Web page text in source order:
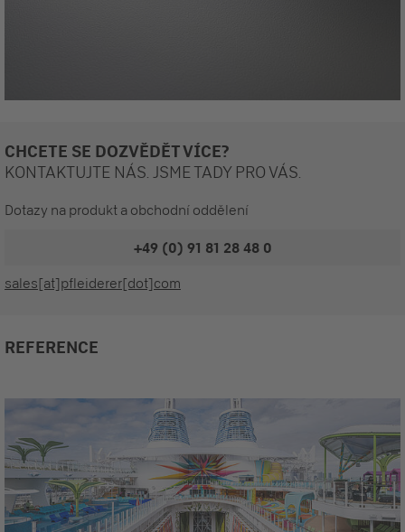
CHCETE SE DOZVĚDĚT VÍCE?
KONTAKTUJTE NÁS. JSME TADY PRO VÁS.
Dotazy na produkt a obchodní oddělení
+49 (0) 91 81 28 48 0
sales[at]pfleiderer[dot]com
REFERENCE